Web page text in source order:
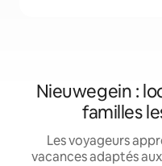
Nieuwegein :
familles
Les voyageurs
vacances adaptés